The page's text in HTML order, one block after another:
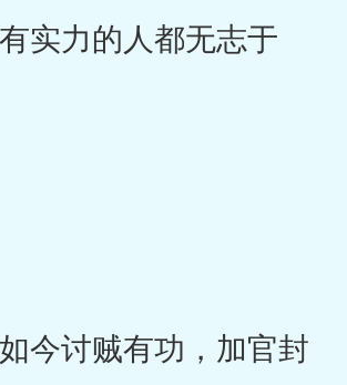
实力的人都无志于
今讨贼有功，加官封